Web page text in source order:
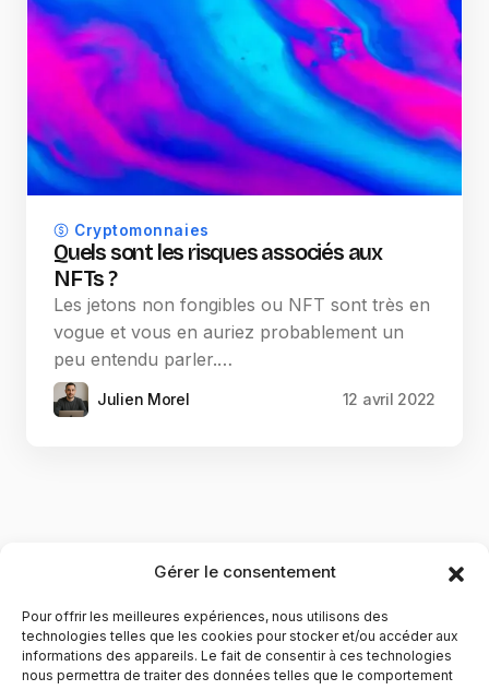
Gérer le consentement
Pour offrir les meilleures expériences, nous utilisons des
technologies telles que les cookies pour stocker et/ou accéder aux
informations des appareils. Le fait de consentir à ces technologies
nous permettra de traiter des données telles que le comportement
Cryptomonnaies
Quels sont les risques associés aux
NFTs ?
Les jetons non fongibles ou NFT sont très en
vogue et vous en auriez probablement un
peu entendu parler.…
Julien Morel 12 avril 2022